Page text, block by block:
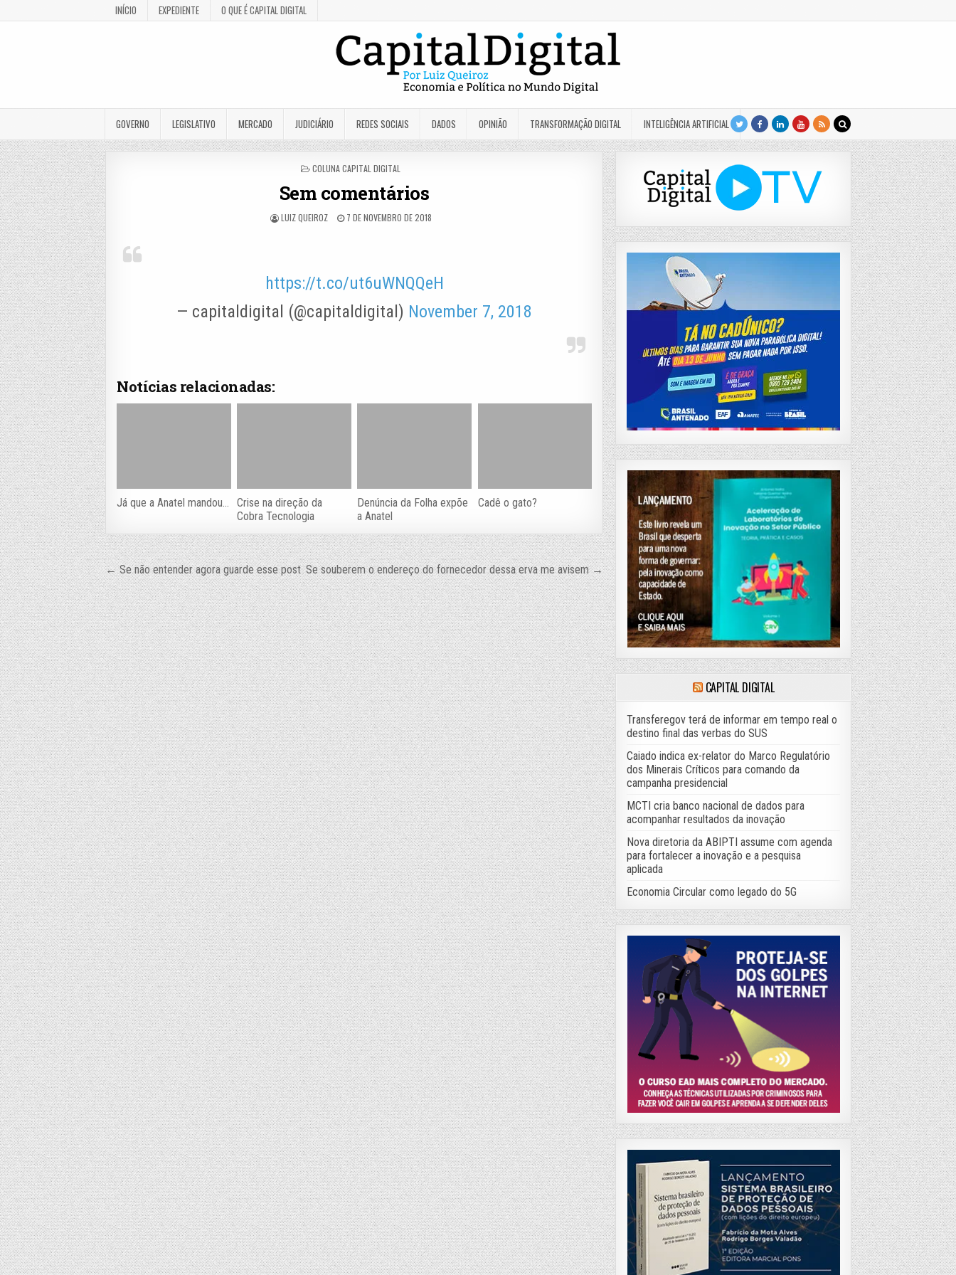
INÍCIO EXPEDIENTE O QUE É CAPITAL DIGITAL
GOVERNO LEGISLATIVO MERCADO JUDICIÁRIO REDES SOCIAIS DADOS OPINIÃO TRANSFORMAÇÃO DIGITAL INTELIGÊNCIA ARTIFICIAL
POSTED
COLUNA CAPITAL DIGITAL
Sem comentários
LUIZ QUEIROZ 7 DE NOVEMBRO DE 2018
https://t.co/ut6uWNQQeH
— capitaldigital (@capitaldigital) November 7, 2018
Notícias relacionadas:
Já que a Anatel mandou…
Crise na direção da
Cobra Tecnologia
Denúncia da Folha expõe
a Anatel
Cadê o gato?
Navegação
de
Post
← Se não entender agora guarde esse post Se souberem o endereço do fornecedor dessa erva me avisem →
CAPITAL DIGITAL
Transferegov terá de informar em tempo real o
destino final das verbas do SUS
Caiado indica ex-relator do Marco Regulatório
dos Minerais Críticos para comando da
campanha presidencial
MCTI cria banco nacional de dados para
acompanhar resultados da inovação
Nova diretoria da ABIPTI assume com agenda
para fortalecer a inovação e a pesquisa
aplicada
Economia Circular como legado do 5G